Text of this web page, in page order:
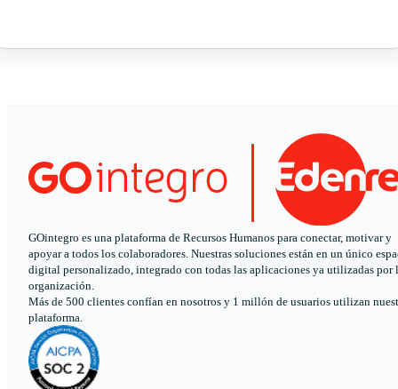
GOintegro es una plataforma de Recursos Humanos para conectar, motivar y
apoyar a todos los colaboradores. Nuestras soluciones están en un único
digital personalizado, integrado con todas las aplicaciones ya utilizadas por
organización.
Más de 500 clientes confían en nosotros y 1 millón de usuarios utilizan
plataforma.